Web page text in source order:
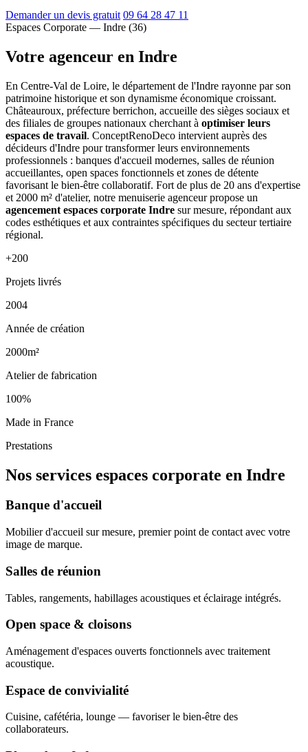
Demander un devis gratuit 09 64 28 47 11
Espaces Corporate — Indre (36)
Votre agenceur en Indre
En Centre-Val de Loire, le département de l'Indre rayonne par son
patrimoine historique et son dynamisme économique croissant.
Châteauroux, préfecture berrichon, accueille des sièges sociaux et
des filiales de groupes nationaux cherchant à optimiser leurs
espaces de travail. ConceptRenoDeco intervient auprès des
décideurs d'Indre pour transformer leurs environnements
professionnels : banques d'accueil modernes, salles de réunion
accueillantes, open spaces fonctionnels et zones de détente
favorisant le bien-être collaboratif. Fort de plus de 20 ans d'expertise
et 2000 m² d'atelier, notre menuiserie agenceur propose un
agencement espaces corporate Indre sur mesure, répondant aux
codes esthétiques et aux contraintes spécifiques du secteur tertiaire
régional.
+200
Projets livrés
2004
Année de création
2000m²
Atelier de fabrication
100%
Made in France
Prestations
Nos services espaces corporate en Indre
Banque d'accueil
Mobilier d'accueil sur mesure, premier point de contact avec votre
image de marque.
Salles de réunion
Tables, rangements, habillages acoustiques et éclairage intégrés.
Open space & cloisons
Aménagement d'espaces ouverts fonctionnels avec traitement
acoustique.
Espace de convivialité
Cuisine, cafétéria, lounge — favoriser le bien-être des
collaborateurs.